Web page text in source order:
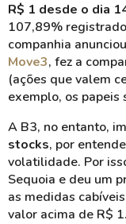
R$ 1 desde o dia
107,89%
companhia
Move3, fez a
(ações que valem
exemplo, os papeis
A B3, no entanto,
stocks, por
volatilidade. Por
Sequoia e deu um
as medidas
valor acima de R$ 1.